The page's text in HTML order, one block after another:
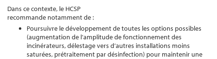
Dans ce contexte, le HCSP
recommande notamment de :
Poursuivre le développement de toutes les options possibles
(augmentation de l’amplitude de fonctionnement des
incinérateurs, délestage vers d’autres installations moins
saturées, prétraitement par désinfection) pour maintenir une